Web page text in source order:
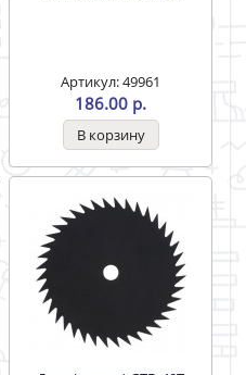
Артикул: 49961
186.00 р.